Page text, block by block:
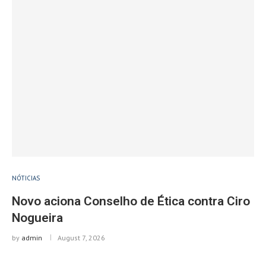
NÓTICIAS
Novo aciona Conselho de Ética contra Ciro
Nogueira
by admin August 7, 2026